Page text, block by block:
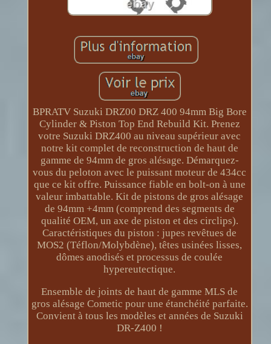
BPRATV Suzuki DRZ00 DRZ 400 94mm Big Bore
Cylinder & Piston Top End Rebuild Kit. Prenez
votre Suzuki DRZ400 au niveau supérieur avec
notre kit complet de reconstruction de haut de
gamme de 94mm de gros alésage. Démarquez-
vous du peloton avec le puissant moteur de 434cc
que ce kit offre. Puissance fiable en bolt-on à une
valeur imbattable. Kit de pistons de gros alésage
de 94mm +4mm (comprend des segments de
qualité OEM, un axe de piston et des circlips).
Caractéristiques du piston : jupes revêtues de
MOS2 (Téflon/Molybdène), têtes usinées lisses,
dômes anodisés et processus de coulée
hypereutectique.
Ensemble de joints de haut de gamme MLS de
gros alésage Cometic pour une étanchéité parfaite.
Convient à tous les modèles et années de Suzuki
DR-Z400 !